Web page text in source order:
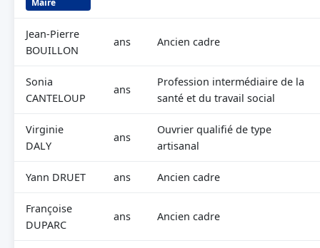
Maire
Jean-Pierre
BOUILLON
ans Ancien cadre
Sonia
CANTELOUP
ans
Profession intermédiaire de la
santé et du travail social
Virginie
DALY
ans
Ouvrier qualifié de type
artisanal
Yann DRUET ans Ancien cadre
Françoise
DUPARC
ans Ancien cadre